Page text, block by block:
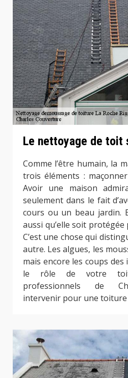
Le nettoyage de toit
Comme l’être humain, la
trois éléments :
Avoir une maison
seulement dans le fait
cours ou un beau jardin.
aussi qu’elle soit
C’est une chose qui
autre. Les algues, les
mais encore les coups
le rôle de votre
professionnels de
intervenir pour une